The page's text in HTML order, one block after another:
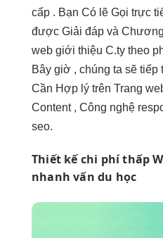
cấp . Bạn Có lẽ Gọi trực
được Giải đáp và
web giới thiệu C.ty theo
Bây giờ , chúng ta sẽ
Cần Hợp lý trên Trang
Content , Công nghệ
seo.
Thiết kếchi phí thấp
nhanh vấn du học